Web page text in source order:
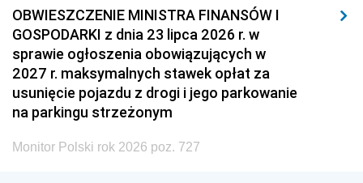
OBWIESZCZENIE MINISTRA FINANSÓW I
GOSPODARKI z dnia 23 lipca 2026 r. w
sprawie ogłoszenia obowiązujących w
2027 r. maksymalnych stawek opłat za
usunięcie pojazdu z drogi i jego parkowanie
na parkingu strzeżonym
Monitor Polski rok 2026 poz. 727